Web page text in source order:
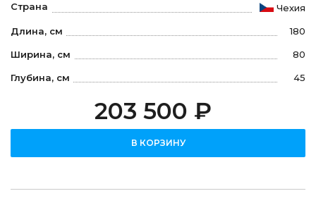
Страна Чехия
Длина, см 180
Ширина, см 80
Глубина, см 45
203 500 ₽
В КОРЗИНУ